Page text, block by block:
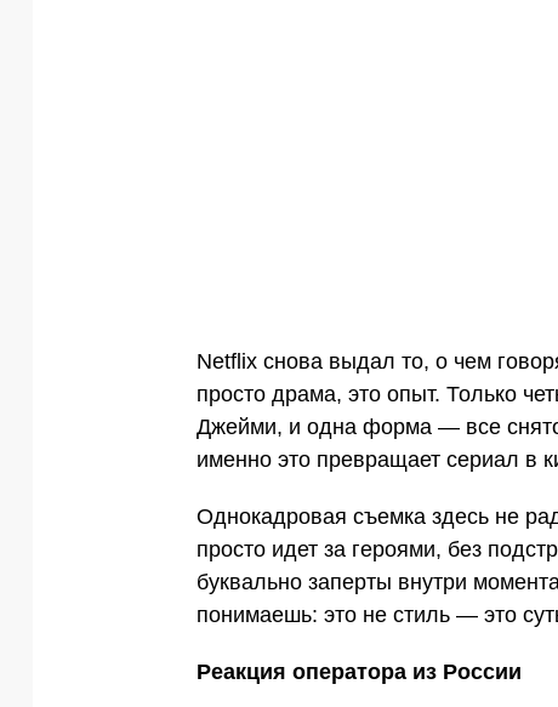
Netflix снова выдал то, о чем
просто драма, это опыт. Только
Джейми, и одна форма — все
именно это превращает сериал в
Однокадровая съемка здесь не
просто идет за героями, без
буквально заперты внутри
понимаешь: это не стиль — это
Реакция оператора из России